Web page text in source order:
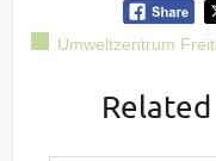
Umweltzentrum